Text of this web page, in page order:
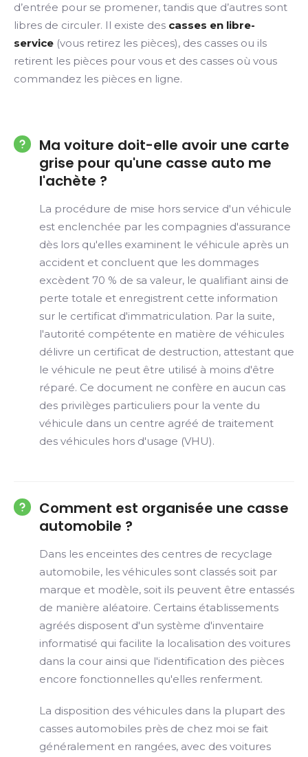
d’entrée pour se promener, tandis que d’autres sont
libres de circuler. Il existe des casses en libre-
service (vous retirez les pièces), des casses ou ils
retirent les pièces pour vous et des casses où vous
commandez les pièces en ligne.
Ma voiture doit-elle avoir une carte
grise pour qu'une casse auto me
l'achète ?
La procédure de mise hors service d'un véhicule
est enclenchée par les compagnies d'assurance
dès lors qu'elles examinent le véhicule après un
accident et concluent que les dommages
excèdent 70 % de sa valeur, le qualifiant ainsi de
perte totale et enregistrent cette information
sur le certificat d'immatriculation. Par la suite,
l'autorité compétente en matière de véhicules
délivre un certificat de destruction, attestant que
le véhicule ne peut être utilisé à moins d'être
réparé. Ce document ne confère en aucun cas
des privilèges particuliers pour la vente du
véhicule dans un centre agréé de traitement
des véhicules hors d'usage (VHU).
Comment est organisée une casse
automobile ?
Dans les enceintes des centres de recyclage
automobile, les véhicules sont classés soit par
marque et modèle, soit ils peuvent être entassés
de manière aléatoire. Certains établissements
agréés disposent d'un système d'inventaire
informatisé qui facilite la localisation des voitures
dans la cour ainsi que l'identification des pièces
encore fonctionnelles qu'elles renferment.
La disposition des véhicules dans la plupart des
casses automobiles près de chez moi se fait
généralement en rangées, avec des voitures